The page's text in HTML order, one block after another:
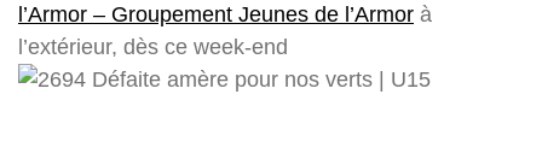
l’Armor – Groupement Jeunes de l’Armor à
l’extérieur, dès ce week-end